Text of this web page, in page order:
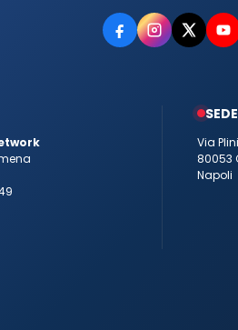
Via
80053
Napoli